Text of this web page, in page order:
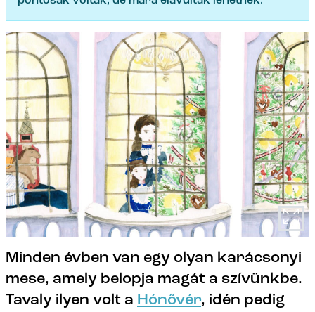
Minden évben van egy olyan karácsonyi
mese, amely belopja magát a szívünkbe.
Tavaly ilyen volt a Hónővér, idén pedig